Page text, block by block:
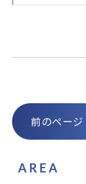
前のページ
AREA